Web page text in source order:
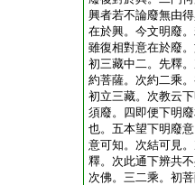
興者若不論廢無由
在於興。今文明廢
雖復相對意在於廢
初三藏中二。先釋
約菩薩。次約二乘
初立三藏。次教云
須廢。四即便下明
也。五本望下明廢
意可知。次結可見
釋。次此通下辨共
次佛。三二乘。初